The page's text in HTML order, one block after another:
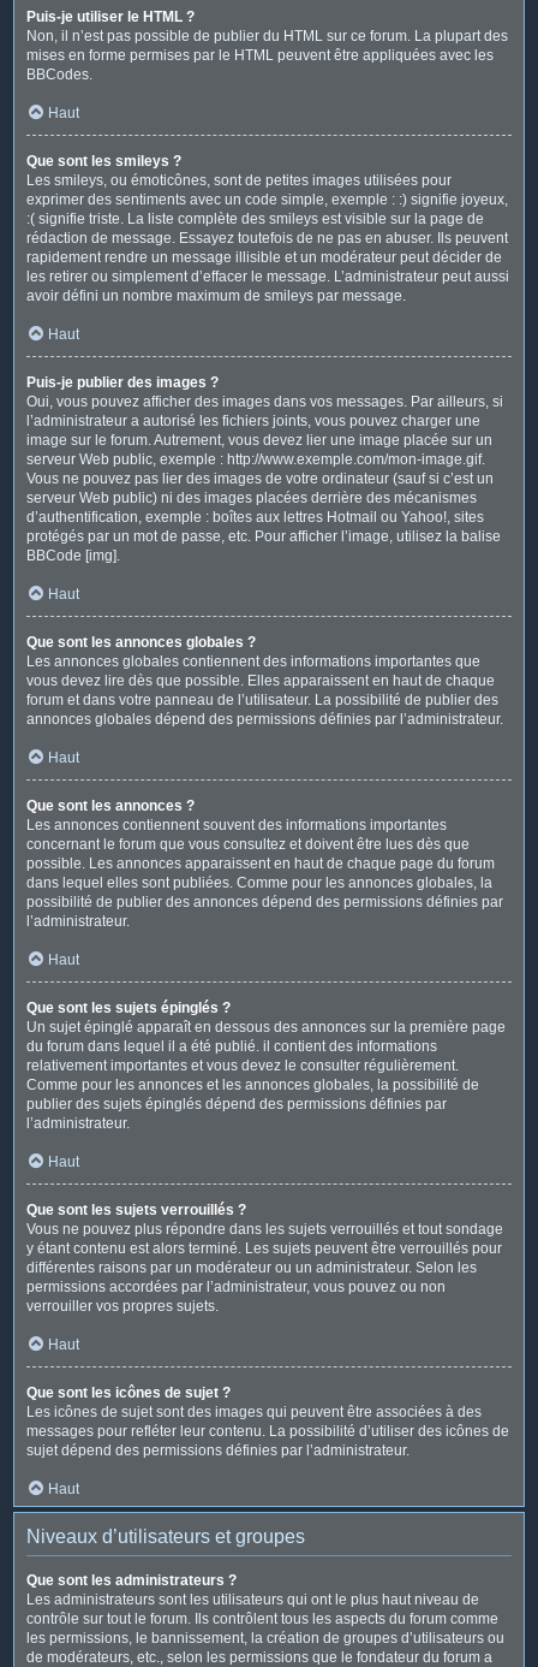
Puis-je utiliser le HTML ?
Non, il n’est pas possible de publier du HTML sur ce forum. La plupart des
mises en forme permises par le HTML peuvent être appliquées avec les
BBCodes.
Haut
Que sont les smileys ?
Les smileys, ou émoticônes, sont de petites images utilisées pour
exprimer des sentiments avec un code simple, exemple : :) signifie joyeux,
:( signifie triste. La liste complète des smileys est visible sur la page de
rédaction de message. Essayez toutefois de ne pas en abuser. Ils peuvent
rapidement rendre un message illisible et un modérateur peut décider de
les retirer ou simplement d’effacer le message. L’administrateur peut aussi
avoir défini un nombre maximum de smileys par message.
Haut
Puis-je publier des images ?
Oui, vous pouvez afficher des images dans vos messages. Par ailleurs, si
l’administrateur a autorisé les fichiers joints, vous pouvez charger une
image sur le forum. Autrement, vous devez lier une image placée sur un
serveur Web public, exemple : http://www.exemple.com/mon-image.gif.
Vous ne pouvez pas lier des images de votre ordinateur (sauf si c’est un
serveur Web public) ni des images placées derrière des mécanismes
d’authentification, exemple : boîtes aux lettres Hotmail ou Yahoo!, sites
protégés par un mot de passe, etc. Pour afficher l’image, utilisez la balise
BBCode [img].
Haut
Que sont les annonces globales ?
Les annonces globales contiennent des informations importantes que
vous devez lire dès que possible. Elles apparaissent en haut de chaque
forum et dans votre panneau de l’utilisateur. La possibilité de publier des
annonces globales dépend des permissions définies par l’administrateur.
Haut
Que sont les annonces ?
Les annonces contiennent souvent des informations importantes
concernant le forum que vous consultez et doivent être lues dès que
possible. Les annonces apparaissent en haut de chaque page du forum
dans lequel elles sont publiées. Comme pour les annonces globales, la
possibilité de publier des annonces dépend des permissions définies par
l’administrateur.
Haut
Que sont les sujets épinglés ?
Un sujet épinglé apparaît en dessous des annonces sur la première page
du forum dans lequel il a été publié. il contient des informations
relativement importantes et vous devez le consulter régulièrement.
Comme pour les annonces et les annonces globales, la possibilité de
publier des sujets épinglés dépend des permissions définies par
l’administrateur.
Haut
Que sont les sujets verrouillés ?
Vous ne pouvez plus répondre dans les sujets verrouillés et tout sondage
y étant contenu est alors terminé. Les sujets peuvent être verrouillés pour
différentes raisons par un modérateur ou un administrateur. Selon les
permissions accordées par l’administrateur, vous pouvez ou non
verrouiller vos propres sujets.
Haut
Que sont les icônes de sujet ?
Les icônes de sujet sont des images qui peuvent être associées à des
messages pour refléter leur contenu. La possibilité d’utiliser des icônes de
sujet dépend des permissions définies par l’administrateur.
Haut
Niveaux d’utilisateurs et groupes
Que sont les administrateurs ?
Les administrateurs sont les utilisateurs qui ont le plus haut niveau de
contrôle sur tout le forum. Ils contrôlent tous les aspects du forum comme
les permissions, le bannissement, la création de groupes d’utilisateurs ou
de modérateurs, etc., selon les permissions que le fondateur du forum a